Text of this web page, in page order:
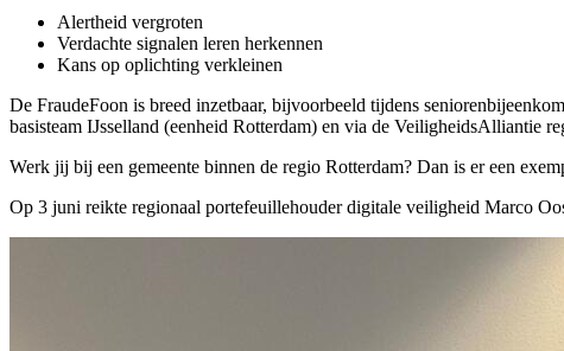
Alertheid vergroten
Verdachte signalen leren herkennen
Kans op oplichting verkleinen
De FraudeFoon is breed inzetbaar, bijvoorbeeld tijdens
basisteam IJsselland (eenheid Rotterdam) en via de VeiligheidsAlliantie
Werk jij bij een gemeente binnen de regio Rotterdam? Dan is er een
Op 3 juni reikte regionaal portefeuillehouder digitale veiligheid Marco